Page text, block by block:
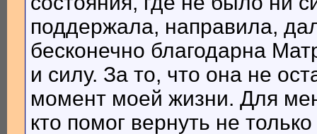
поддержала, направила,
бесконечно благодарна
и силу. За то, что она не
момент моей жизни. Для
кто помог вернуть не